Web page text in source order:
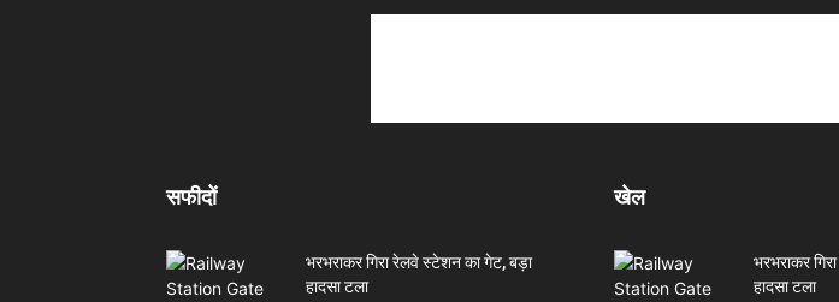
सफीदों
भरभराकर गिरा रेलवे स्टेशन का गेट, बड़ा
हादसा टला
खेल
भरभराकर
हादसा टला